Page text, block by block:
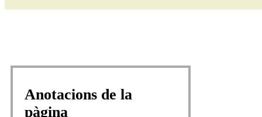
Anotacions de la
pàgina